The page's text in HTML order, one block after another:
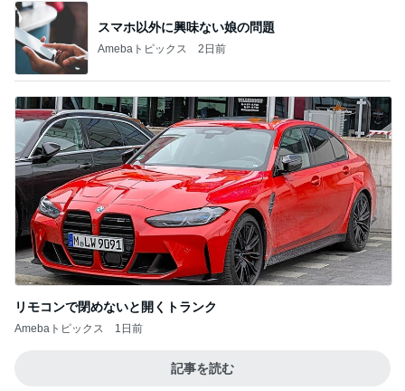
スマホ以外に興味ない娘の問題
Amebaトピックス 2日前
リモコンで閉めないと開くトランク
Amebaトピックス 1日前
記事を読む